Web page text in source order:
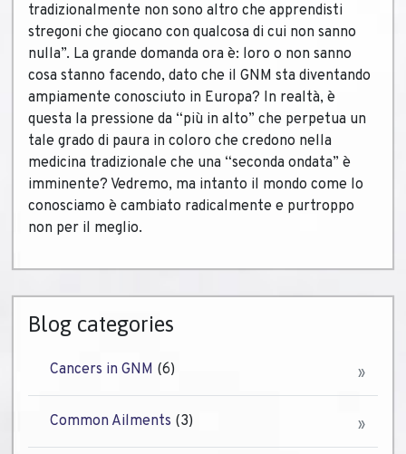
tradizionalmente non sono altro che apprendisti
stregoni che giocano con qualcosa di cui non sanno
nulla”. La grande domanda ora è: loro o non sanno
cosa stanno facendo, dato che il GNM sta diventando
ampiamente conosciuto in Europa? In realtà, è
questa la pressione da “più in alto” che perpetua un
tale grado di paura in coloro che credono nella
medicina tradizionale che una “seconda ondata” è
imminente? Vedremo, ma intanto il mondo come lo
conosciamo è cambiato radicalmente e purtroppo
non per il meglio.
Blog categories
Cancers in GNM (6)
Common Ailments (3)